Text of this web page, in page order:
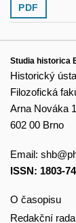
PDF
Studia historica
Historický
Filozofická
Arna Nováka 1
602 00 Brno
Email:
ISSN: 1803-
O časopisu
Redakční rada